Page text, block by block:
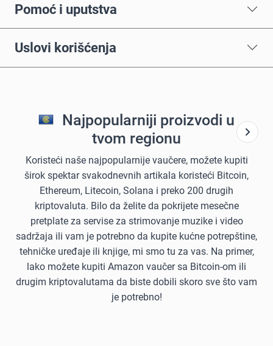
Pomoć i uputstva
Uslovi korišćenja
Najpopularniji proizvodi u
tvom regionu
Koristeći naše najpopularnije vaučere, možete kupiti
širok spektar svakodnevnih artikala koristeći Bitcoin,
Ethereum, Litecoin, Solana i preko 200 drugih
kriptovaluta. Bilo da želite da pokrijete mesečne
pretplate za servise za strimovanje muzike i video
sadržaja ili vam je potrebno da kupite kućne potrepštine,
tehničke uređaje ili knjige, mi smo tu za vas. Na primer,
lako možete kupiti Amazon vaučer sa Bitcoin-om ili
drugim kriptovalutama da biste dobili skoro sve što vam
je potrebno!